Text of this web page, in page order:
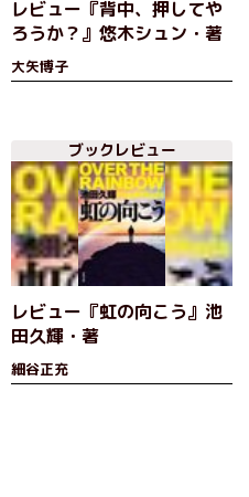
レビュー『背中、押してや
ろうか？』悠木シュン・著
大矢博子
ブックレビュー
レビュー『虹の向こう』池
田久輝・著
細谷正充